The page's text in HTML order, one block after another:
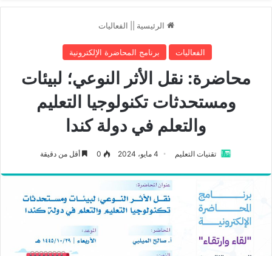
الرئيسية الفعاليات
الفعاليات برنامج المحاضرة الإلكترونية
محاضرة: نقل الأثر النوعي؛ لبيئات
ومستحدثات تكنولوجيا التعليم
والتعلم في دولة كندا
تقنيات التعليم 4 مايو، 2024 0 أقل من دقيقة